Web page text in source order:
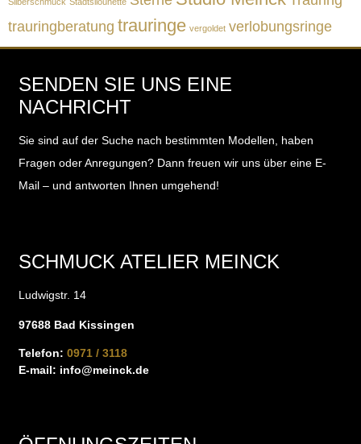
trauringberatung trauringe vergoldet verlobungsringe
SENDEN SIE UNS EINE
NACHRICHT
Sie sind auf der Suche nach bestimmten Modellen, haben
Fragen oder Anregungen? Dann freuen wir uns über eine E-
Mail – und antworten Ihnen umgehend!
SCHMUCK ATELIER MEINCK
Ludwigstr. 14
97688 Bad Kissingen
Telefon: 0971 / 3118
E-mail: info@meinck.de